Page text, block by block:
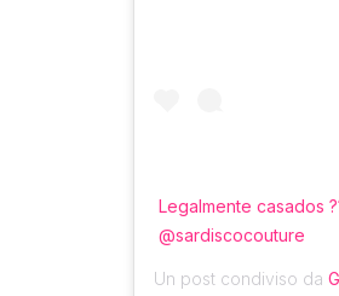
Legalmente casados
@sardiscocouture
Un post condiviso da